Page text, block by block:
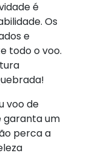
é
Os
e
todo o voo.
voo de
garanta um
perca a